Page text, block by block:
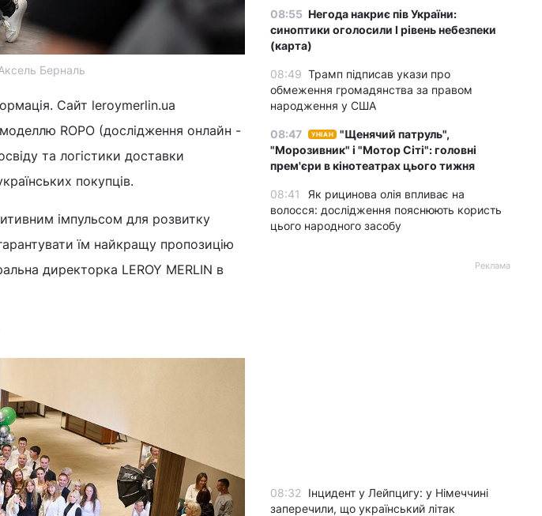
Берналь
Сайт leroymerlin.ua
ROPO (дослідження онлайн -
та логістики доставки
покупців.
імпульсом для розвитку
їм найкращу пропозицію
директорка LEROY MERLIN в
08:55 Негода накриє пів України:
синоптики оголосили І рівень небезпеки
(карта)
08:49 Трамп підписав укази про
обмеження громадянства за правом
народження у США
08:47 УНІАН
"Щенячий патруль",
"Морозивник" і "Мотор Сіті": головні
прем'єри в кінотеатрах цього тижня
08:41
Як рицинова олія впливає на
волосся: дослідження пояснюють користь
цього народного засобу
Реклама
08:32
Інцидент у Лейпцигу: у Німеччині
заперечили, що український літак